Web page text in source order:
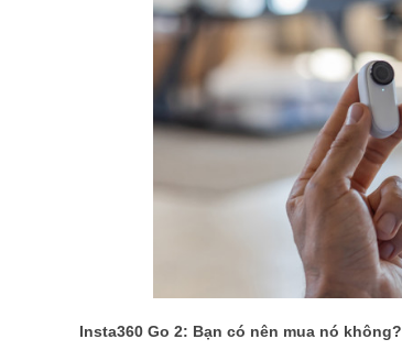
Insta360 Go 2: Bạn có nên mua nó không?